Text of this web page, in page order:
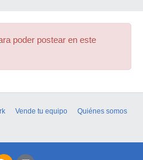
poder postear en este
Vende tu equipo
Quiénes somos